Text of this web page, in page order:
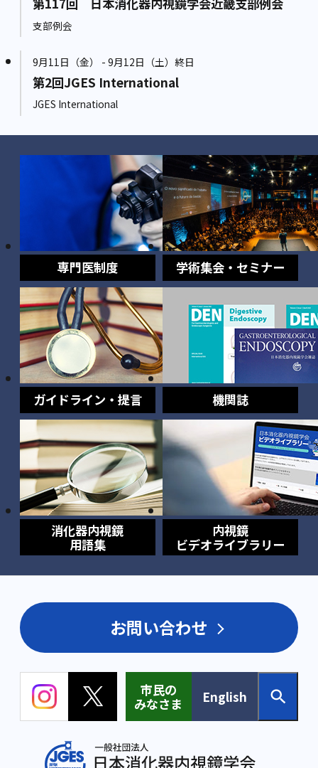
支部例会
9月11日（金） - 9月12日（土）終日
第2回JGES International
JGES International
専門医制度 学術集会・セミナー
ガイドライン・提言 機関誌
消化器内視鏡
用語集
内視鏡
ビデオライブラリー
お問い合わせ
市民の
みなさま
English